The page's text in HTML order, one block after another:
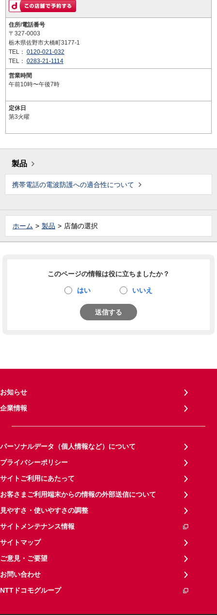
住所/電話番号
〒327-0003
栃木県佐野市大橋町3177-1
TEL： 0120-021-032
TEL： 0283-21-1114
営業時間
午前10時〜午後7時
定休日
第3火曜
製品
携帯電話の電波防護への適合性について
ホーム 製品 店舗の選択
このページの情報は役に立ちましたか？
はい いいえ
送信する
お知らせ
企業情報
パーソナルデータ（個人情報など）について
プライバシーポリシー
サイトご利用にあたって
お客さまご利用端末からの情報の外部送信について
見やすさ・使いやすさの調整
サイトメンテナンス情報
サイトマップ
ご意見・ご要望
お問い合わせ
NTTドコモグループ